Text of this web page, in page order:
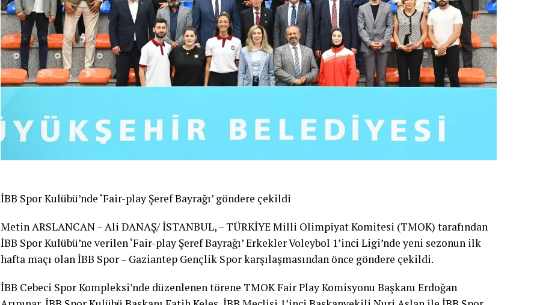
İBB Spor Kulübü’nde ‘Fair-play Şeref Bayrağı’ göndere çekildi
Metin ARSLANCAN – Ali DANAŞ/ İSTANBUL, – TÜRKİYE Milli Olimpiyat Komitesi (TMOK) tarafından
İBB Spor Kulübü’ne verilen ‘Fair-play Şeref Bayrağı’ Erkekler Voleybol 1’inci Ligi’nde yeni sezonun ilk
hafta maçı olan İBB Spor – Gaziantep Gençlik Spor karşılaşmasından önce göndere çekildi.
İBB Cebeci Spor Kompleksi’nde düzenlenen törene TMOK Fair Play Komisyonu Başkanı Erdoğan